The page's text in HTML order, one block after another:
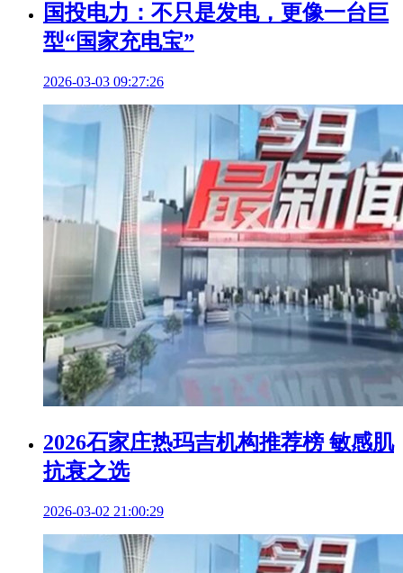
国投电力：不只是发电，更像一台巨
型“国家充电宝”
2026-03-03 09:27:26
2026石家庄热玛吉机构推荐榜 敏感肌
抗衰之选
2026-03-02 21:00:29